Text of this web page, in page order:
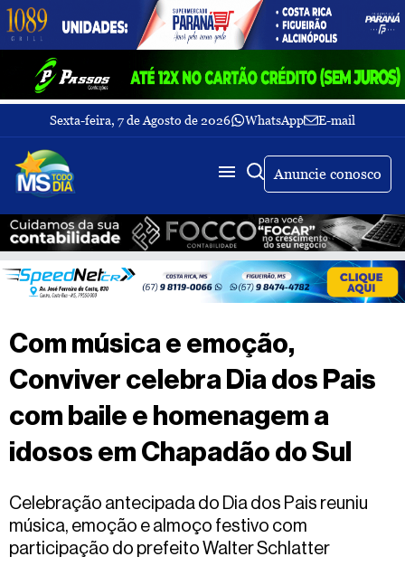
Sexta-feira, 7 de Agosto de 2026 WhatsApp E-mail
Fechar Menu
Últimas
notícias
Galeria
de
fotos
Sobre
Nós
TV
MS
dia
Fale
Anuncie conosco
Buscar
Com música e emoção,
Conviver celebra Dia dos Pais
com baile e homenagem a
idosos em Chapadão do Sul
Celebração antecipada do Dia dos Pais reuniu
música, emoção e almoço festivo com
participação do prefeito Walter Schlatter